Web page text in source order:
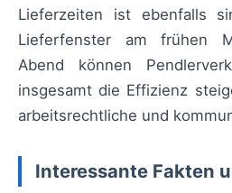
Lieferzeiten ist ebenfalls
Lieferfenster am frühen
Abend können
insgesamt die Effizienz
arbeitsrechtliche und
Interessante Fakten